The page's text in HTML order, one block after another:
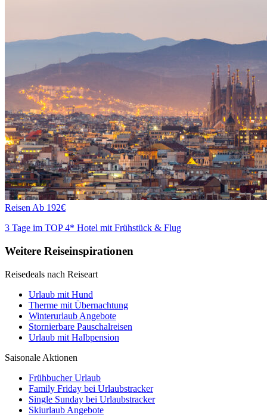
Reisen Ab 192€
3 Tage im TOP 4* Hotel mit Frühstück & Flug
Weitere Reiseinspirationen
Reisedeals nach Reiseart
Urlaub mit Hund
Therme mit Übernachtung
Winterurlaub Angebote
Stornierbare Pauschalreisen
Urlaub mit Halbpension
Saisonale Aktionen
Frühbucher Urlaub
Family Friday bei Urlaubstracker
Single Sunday bei Urlaubstracker
Skiurlaub Angebote